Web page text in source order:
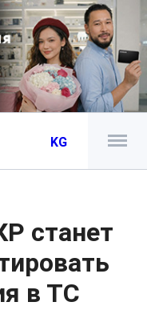
KG
станет
в ТС